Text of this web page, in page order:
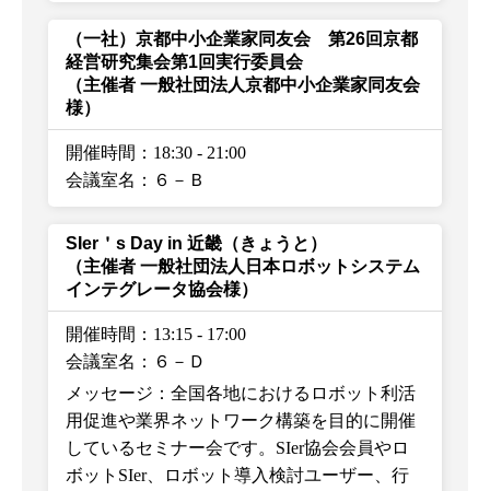
（一社）京都中小企業家同友会 第26回京都
経営研究集会第1回実行委員会
（主催者 一般社団法人京都中小企業家同友会
様）
開催時間：18:30 - 21:00
会議室名：６－Ｂ
SIer＇s Day in 近畿（きょうと）
（主催者 一般社団法人日本ロボットシステム
インテグレータ協会様）
開催時間：13:15 - 17:00
会議室名：６－Ｄ
メッセージ：全国各地におけるロボット利活
用促進や業界ネットワーク構築を目的に開催
しているセミナー会です。SIer協会会員やロ
ボットSIer、ロボット導入検討ユーザー、行